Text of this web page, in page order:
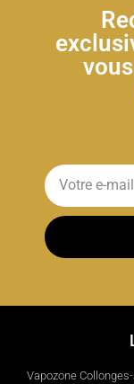
Vapozone